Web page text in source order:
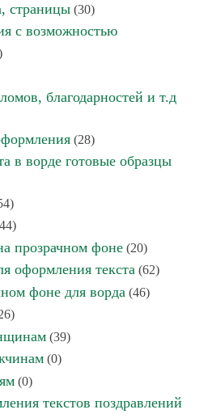
страницы (30)
с возможностью
благодарностей и т.д
(28)
в ворде готовые образцы
прозрачном фоне (20)
оформления текста (62)
фоне для ворда (46)
(39)
(0)
(0)
текстов поздравлений